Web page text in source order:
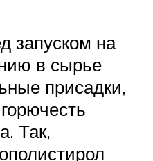
запуском на
в сырье
присадки,
Так,